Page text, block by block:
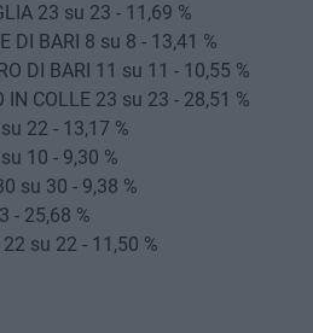
23 su 23 - 11,69 %
DI BARI 8 su 8 - 13,41 %
DI BARI 11 su 11 - 10,55 %
IN COLLE 23 su 23 - 28,51 %
22 - 13,17 %
10 - 9,30 %
su 30 - 9,38 %
- 25,68 %
su 22 - 11,50 %